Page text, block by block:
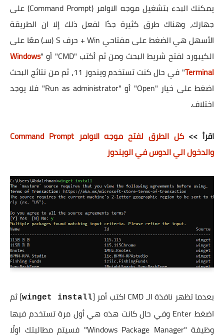
يمكنك البدء بتشغيل موجه الاوامر (Command Prompt) على
جهازك، وهناك طرق كثيرة جدًا لفعل ذلك إلا ان الطريقة
الأسهل هي الضغط على مفتاحي Win + حرف S (سـ) معًا على
الكيبورد لفتح شريط البحث ومن ثم أكتب "CMD" أو "
Windows
Terminal
" في حال كنت تستخدم ويندوز 11، ثم من نتائج البحث
اضغط على خيار "Open" أو "Run as administrator" فلا يوجد
اختلاف.
اقرأ >>
كل الطرق لفتح موجه الاوامر Command Prompt
والدخول الي الدوس في الويندوز
بعدما تظهر نافذة الـ CMD اكتب أمر [ winget install] ثم
اضغط Enter وفي حال كانت هذه هي أول مرة تستخدم فيها
وظيفة "Windows Package Manager" فسيتم مطالبتك اولًا